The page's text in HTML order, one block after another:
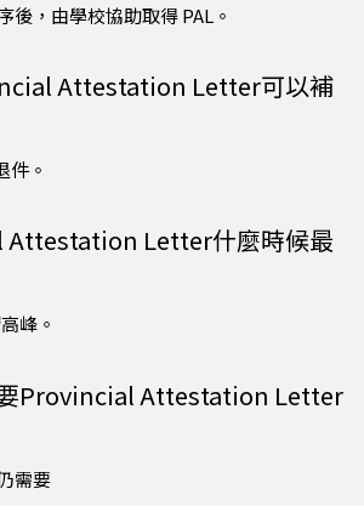
後，由學校協助取得 PAL。
Attestation Letter可以補
件。
Attestation Letter什麼時候最
峰。
Provincial Attestation Letter
需要